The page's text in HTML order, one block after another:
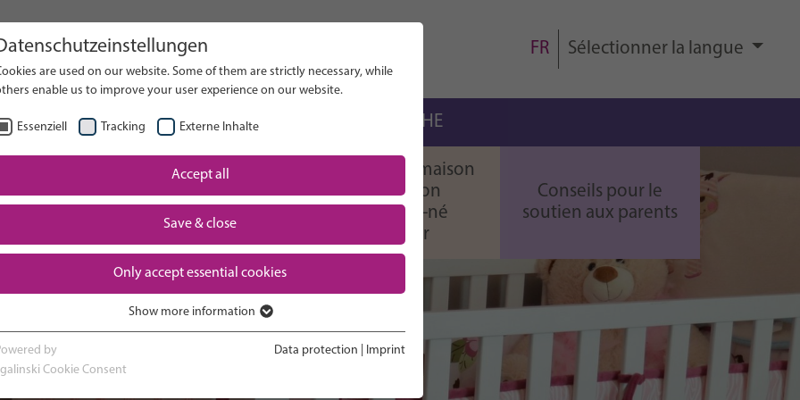
FR Sélectionner la langue
RECHERCHE
et
Expérience en
service de
néonatalogie
Rentrer à la maison
et voir son
nouveau-né
grandir
Conseils pour le
soutien aux parents
sur le site web
are used on our website. Some of them are strictly necessary, while
enable us to improve your user experience on our website.
Essenziell Tracking Externe Inhalte
Accept all
Save & close
Only accept essential cookies
Essenzielle Cookies werden für grundlegende Funktionen der Webseite
benötigt. Dadurch ist gewährleistet, dass die Webseite einwandfrei
Show more information
by
Cookie Consent
Data protection Imprint